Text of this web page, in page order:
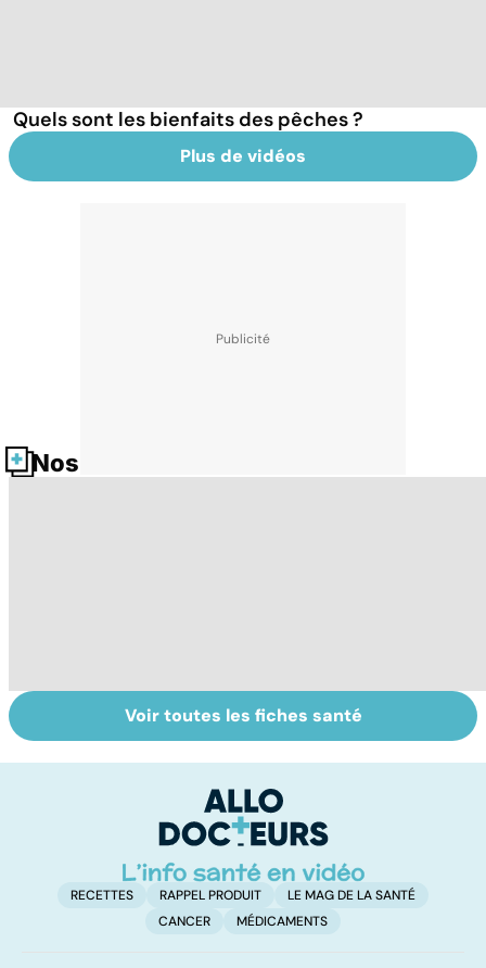
Quels sont les bienfaits des pêches ?
Plus de vidéos
Nos fiches santé
Tout savoir sur
les infections
Inflammation des
amygdales : que
d'angine ?
Voir toutes les fiches santé
RECETTES RAPPEL PRODUIT
LE MAG DE LA SANTÉ
CANCER
MÉDICAMENTS